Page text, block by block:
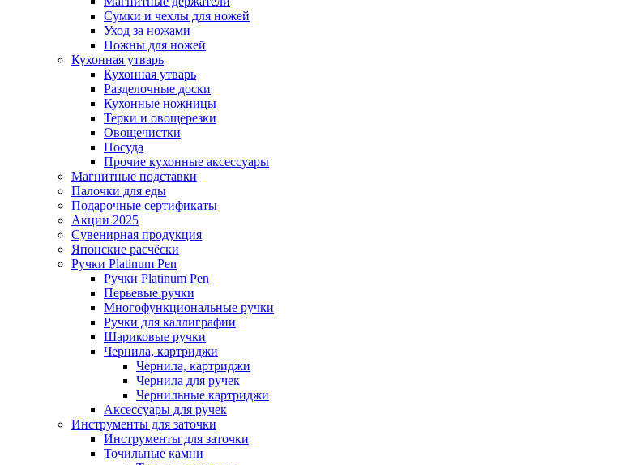
Сумки и чехлы для ножей
Уход за ножами
Ножны для ножей
Кухонная утварь
Кухонная утварь
Разделочные доски
Кухонные ножницы
Терки и овощерезки
Овощечистки
Посуда
Прочие кухонные аксессуары
Магнитные подставки
Палочки для еды
Подарочные сертификаты
Акции 2025
Сувенирная продукция
Японские расчёски
Ручки Platinum Pen
Ручки Platinum Pen
Перьевые ручки
Многофункциональные ручки
Ручки для каллиграфии
Шариковые ручки
Чернила, картриджи
Чернила, картриджи
Чернила для ручек
Чернильные картриджи
Аксессуары для ручек
Инструменты для заточки
Инструменты для заточки
Точильные камни